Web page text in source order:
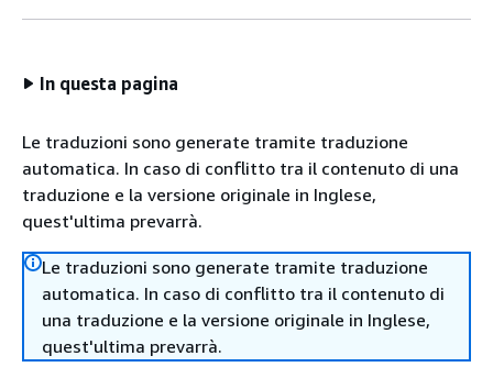
In questa pagina
Le traduzioni sono generate tramite traduzione
automatica. In caso di conflitto tra il contenuto di una
traduzione e la versione originale in Inglese,
quest'ultima prevarrà.
Le traduzioni sono generate tramite traduzione
automatica. In caso di conflitto tra il contenuto di
una traduzione e la versione originale in Inglese,
quest'ultima prevarrà.